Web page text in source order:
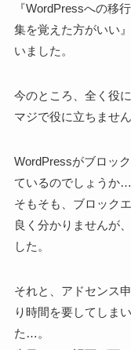
『WordPressへの移
集を覚えた方がいい
いました。
今のところ、全く役
マジで役に立ちませ
WordPressがブロッ
ているのでしょうか…
そもそも、ブロック
良く分かりませんが
した。
それと、アドセンス
り時間を要してしま
た…。